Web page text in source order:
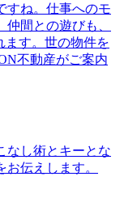
すね。仕事へのモ
間との遊びも、
ます。世の物件を
不動産がご案内
なし術とキーとな
伝えします。